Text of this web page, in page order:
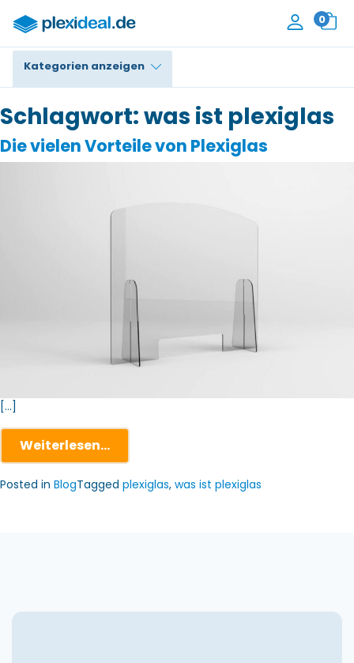
0
Kategorien anzeigen
Plexiglas®
Polycarbonat
Alupanel / Dibond®
Schlagwort:was ist plexiglas
Die vielen Vorteile von Plexiglas
[…]
Weiterlesen…
Posted in BlogTagged plexiglas, was ist plexiglas